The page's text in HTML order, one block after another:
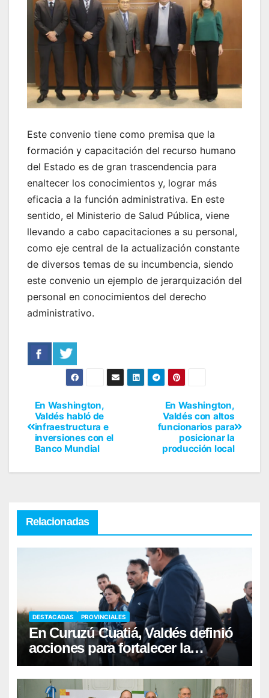
Este convenio tiene como premisa que la
formación y capacitación del recurso humano
del Estado es de gran trascendencia para
enaltecer los conocimientos y, lograr más
eficacia a la función administrativa. En este
sentido, el Ministerio de Salud Pública, viene
llevando a cabo capacitaciones a su personal,
como eje central de la actualización constante
de diversos temas de su incumbencia, siendo
este convenio un ejemplo de jerarquización del
personal en conocimientos del derecho
administrativo.
En Washington,
Valdés con altos
funcionarios para
posicionar la
producción local
En Washington,
Valdés habló de
infraestructura e
inversiones con el
Banco Mundial
Relacionadas
DESTACADAS PROVINCIALES
En Curuzú Cuatiá, Valdés definió
acciones para fortalecer la
infraestructura hídrica